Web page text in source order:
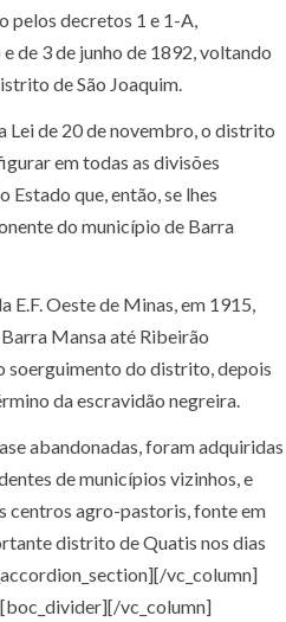
pelos decretos 1 e 1-A,
de 3 de junho de 1892, voltando
de São Joaquim.
Lei de 20 de novembro, o distrito
em todas as divisões
que, então, se lhes
do município de Barra
E.F. Oeste de Minas, em 1915,
Mansa até Ribeirão
soerguimento do distrito, depois
da escravidão negreira.
abandonadas, foram adquiridas
de municípios vizinhos, e
centros agro-pastoris, fonte em
distrito de Quatis nos dias
vc_column]
vc_column]